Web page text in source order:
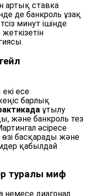
артық ставка
де банкроль ұзақ
минут ішінде
есе
барлық
ұтылу
және банкроль тез
әсіресе
өзі басқарады және
қабылдай
туралы миф
немесе диагонал